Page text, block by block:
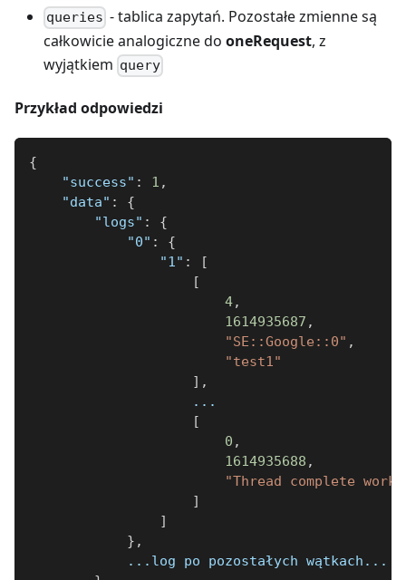
queries - tablica zapytań. Pozostałe zmienne są
całkowicie analogiczne do oneRequest, z
wyjątkiem query
Przykład odpowiedzi
{
"success" : 1 ,
"data" :
{
"logs" :
{
"0" :
{
"1" :
[
[
4,
1614935687 ,
"SE::Google::0" ,
"test1"
] ,
                    ...
[
0 ,
1614935688 ,
"Thread complete work"
]
]
} ,
            ...log po pozostałych wątkach...